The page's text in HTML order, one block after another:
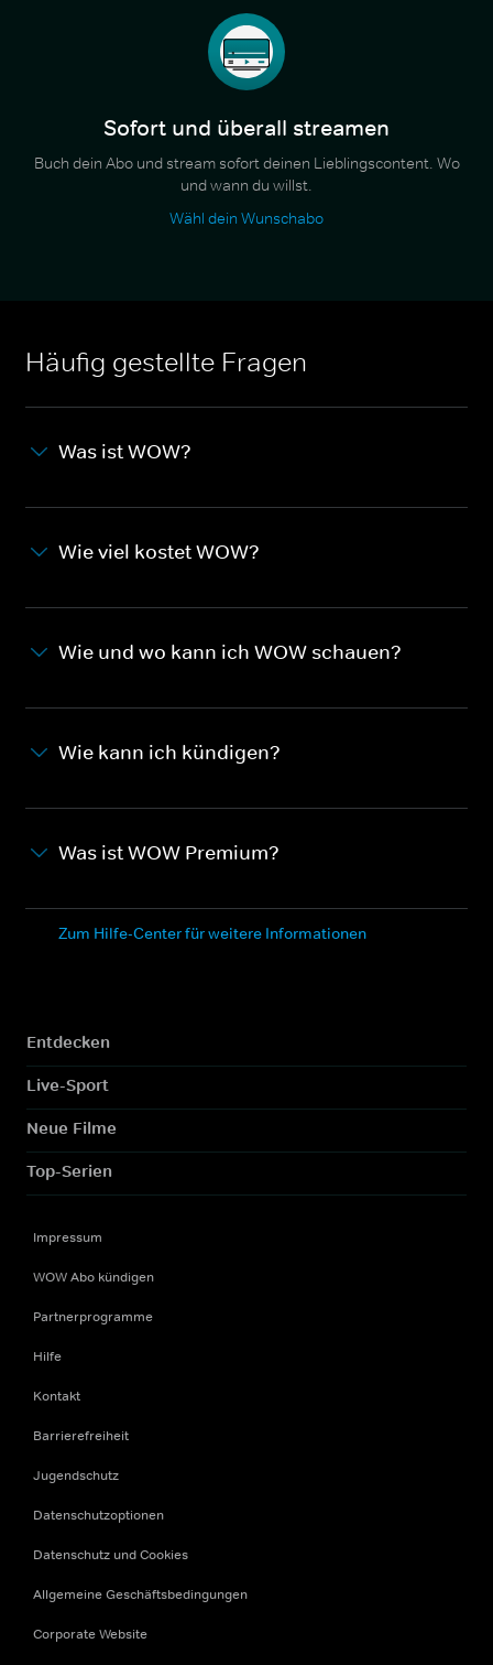
Sofort und überall streamen
Buch dein Abo und stream sofort deinen Lieblingscontent. Wo
und wann du willst.
Wähl dein Wunschabo
Häufig gestellte Fragen
Was ist WOW?
Wie viel kostet WOW?
Wie und wo kann ich WOW schauen?
Wie kann ich kündigen?
Was ist WOW Premium?
Zum Hilfe-Center für weitere Informationen
Entdecken
Live-Sport
Neue Filme
Top-Serien
Impressum
WOW Abo kündigen
Partnerprogramme
Hilfe
Kontakt
Barrierefreiheit
Jugendschutz
Datenschutzoptionen
Datenschutz und Cookies
Allgemeine Geschäftsbedingungen
Corporate Website